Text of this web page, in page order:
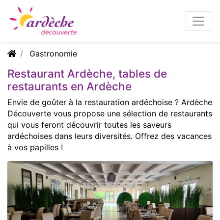
Gastronomie
Restaurant Ardèche, tables de
restaurants en Ardèche
Envie de goûter à la restauration ardéchoise ? Ardèche
Découverte vous propose une sélection de restaurants
qui vous feront découvrir toutes les saveurs
ardéchoises dans leurs diversités. Offrez des vacances
à vos papilles !